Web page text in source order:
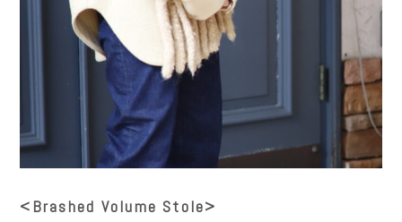
<Brashed Volume Stole>